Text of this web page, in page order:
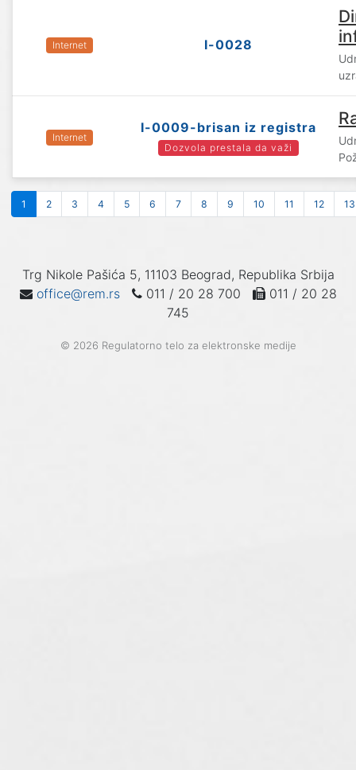
Internet I-0028
Internet
I-0009-brisan iz registra
Dozvola prestala da važi
1 2 3 4 5 6 7 8 9 10 11 12 13
Trg Nikole Pašića 5, 11103 Beograd, Republika Srbija
office@rem.rs
011 / 20 28 700
011 / 20 28
745
© 2026 Regulatorno telo za elektronske medije